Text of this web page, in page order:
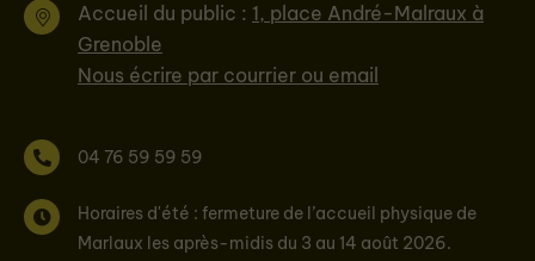
Accueil du public : 1, place André-Malraux à
Grenoble
Nous écrire par courrier ou email
04 76 59 59 59
Horaires d'été : fermeture de l’accueil physique de
Marlaux les après-midis du 3 au 14 août 2026.